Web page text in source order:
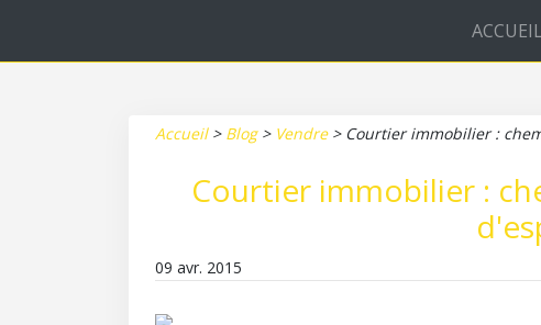
ACCUEIL
Accueil > Blog > Vendre > Courtier immobilier :
Courtier immobilier :
09 avr. 2015